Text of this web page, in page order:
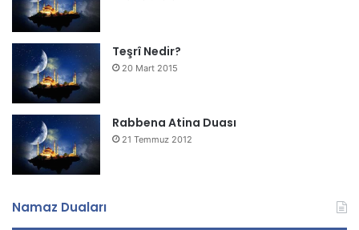
Teşrî Nedir?
20 Mart 2015
Rabbena Atina Duası
21 Temmuz 2012
Namaz Duaları